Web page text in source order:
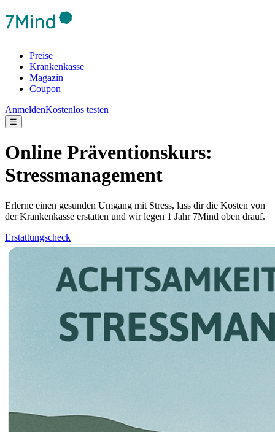
Preise
Krankenkasse
Magazin
Coupon
AnmeldenKostenlos testen
☰
Online Präventionskurs:
Stressmanagement
Erlerne einen gesunden Umgang mit Stress, lass dir die Kosten von
der Krankenkasse erstatten und wir legen 1 Jahr 7Mind oben drauf.
Erstattungscheck